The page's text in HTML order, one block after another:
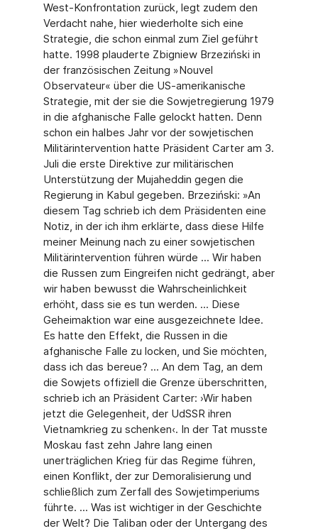
West-Konfrontation zurück, legt zudem den
Verdacht nahe, hier wiederholte sich eine
Strategie, die schon einmal zum Ziel geführt
hatte. 1998 plauderte Zbigniew Brzeziński in
der französischen Zeitung »Nouvel
Observateur« über die US-amerikanische
Strategie, mit der sie die Sowjetregierung 1979
in die afghanische Falle gelockt hatten. Denn
schon ein halbes Jahr vor der sowjetischen
Militärintervention hatte Präsident Carter am 3.
Juli die erste Direktive zur militärischen
Unterstützung der Mujaheddin gegen die
Regierung in Kabul gegeben. Brzeziński: »An
diesem Tag schrieb ich dem Präsidenten eine
Notiz, in der ich ihm erklärte, dass diese Hilfe
meiner Meinung nach zu einer sowjetischen
Militärintervention führen würde ... Wir haben
die Russen zum Eingreifen nicht gedrängt, aber
wir haben bewusst die Wahrscheinlichkeit
erhöht, dass sie es tun werden. ... Diese
Geheimaktion war eine ausgezeichnete Idee.
Es hatte den Effekt, die Russen in die
afghanische Falle zu locken, und Sie möchten,
dass ich das bereue? ... An dem Tag, an dem
die Sowjets offiziell die Grenze überschritten,
schrieb ich an Präsident Carter: ›Wir haben
jetzt die Gelegenheit, der UdSSR ihren
Vietnamkrieg zu schenken‹. In der Tat musste
Moskau fast zehn Jahre lang einen
unerträglichen Krieg für das Regime führen,
einen Konflikt, der zur Demoralisierung und
schließlich zum Zerfall des Sowjetimperiums
führte. ... Was ist wichtiger in der Geschichte
der Welt? Die Taliban oder der Untergang des